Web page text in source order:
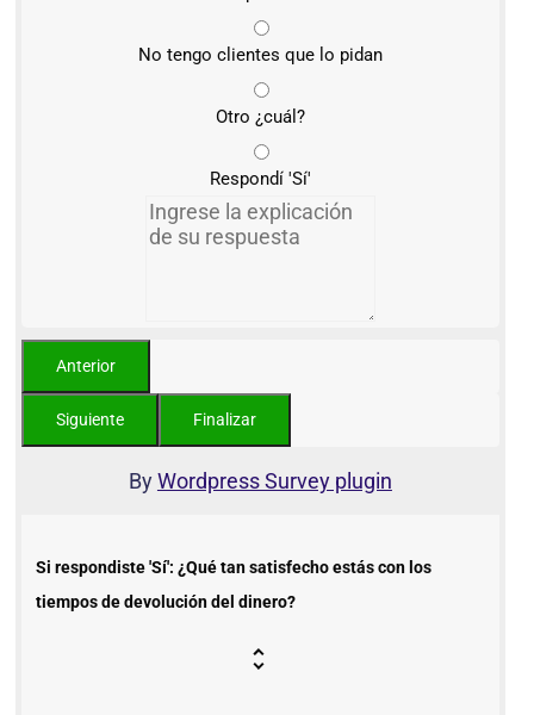
No tengo clientes que lo pidan
Otro ¿cuál?
Respondí 'Sí'
ByWordpress Survey plugin
Si respondiste 'Sí': ¿Qué tan satisfecho estás con los
tiempos de devolución del dinero?